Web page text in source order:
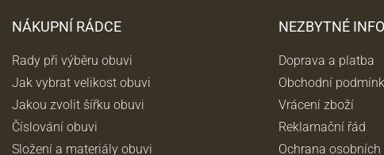
NÁKUPNÍ RÁDCE
Rady při výběru obuvi
Jak vybrat velikost obuvi
Jakou zvolit šířku obuvi
Číslování obuvi
Složení a materiály obuvi
NEZBYTNÉ
Doprava a platba
Obchodní
Vrácení zboží
Reklamační řád
Ochrana osobních